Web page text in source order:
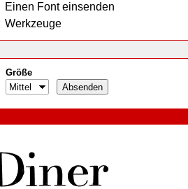
Einen Font einsenden
Werkzeuge
Größe